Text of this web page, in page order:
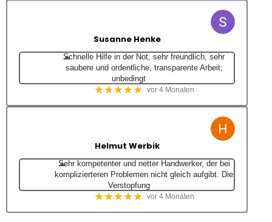
Susanne Henke
Schnelle Hilfe in der Not, sehr freundlich, sehr
saubere und ordentliche, transparente Arbeit;
unbedingt
★★★★★ vor 4 Monaten
Helmut Werbik
Sehr kompetenter und netter Handwerker, der bei
komplizierteren Problemen nicht gleich aufgibt. Die
Verstopfung
★★★★★ vor 4 Monaten